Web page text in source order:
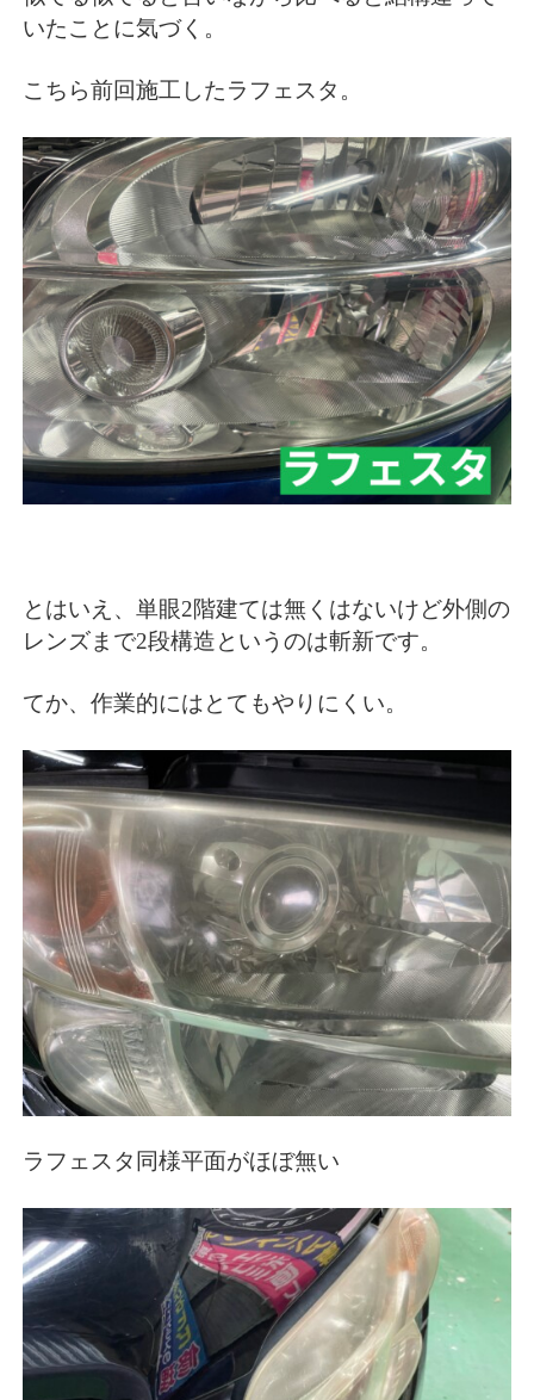
いたことに気づく。
こちら前回施工したラフェスタ。
とはいえ、単眼2階建ては無くはないけど外側の
レンズまで2段構造というのは斬新です。
てか、作業的にはとてもやりにくい。
ラフェスタ同様平面がほぼ無い